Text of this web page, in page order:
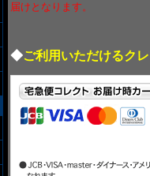
届けとなります。
◆ご利用いただけるク